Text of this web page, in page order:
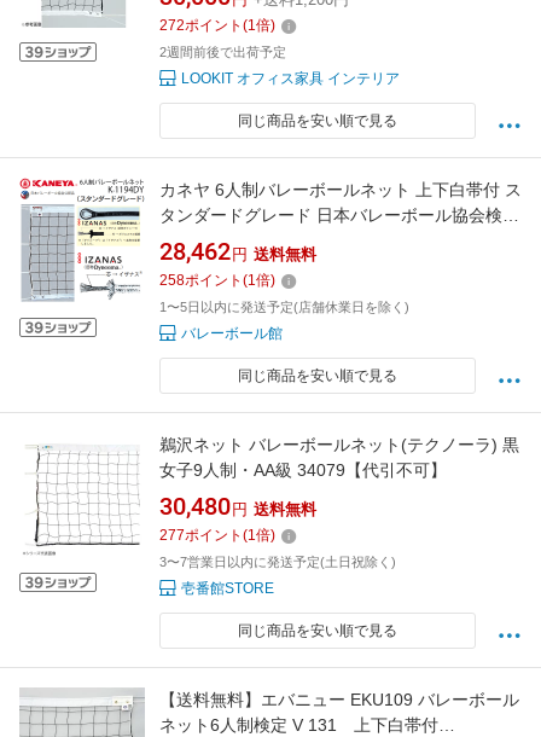
ーエイライト B2845 B-2845
272ポイント (1倍)
2週間前後で出荷予定
LOOKIT オフィス家具 インテリア
同じ商品を安い順で見る
カネヤ 6人制バレーボールネット 上下白帯付 ス
タンダードグレード 日本バレーボール協会検定
合格品 K-1194DY 送料無料【代引・NP後払い
不可】
28,462 円 送料無料
258ポイント (1倍)
1〜5日以内に発送予定(店舗休業日を除く)
バレーボール館
同じ商品を安い順で見る
鵜沢ネット バレーボールネット(テクノーラ) 黒
女子9人制・AA級 34079【代引不可】
30,480 円 送料無料
277ポイント (1倍)
3〜7営業日以内に発送予定(土日祝除く)
壱番館STORE
同じ商品を安い順で見る
【送料無料】エバニュー EKU109 バレーボール
ネット6人制検定 V 131 上下白帯付